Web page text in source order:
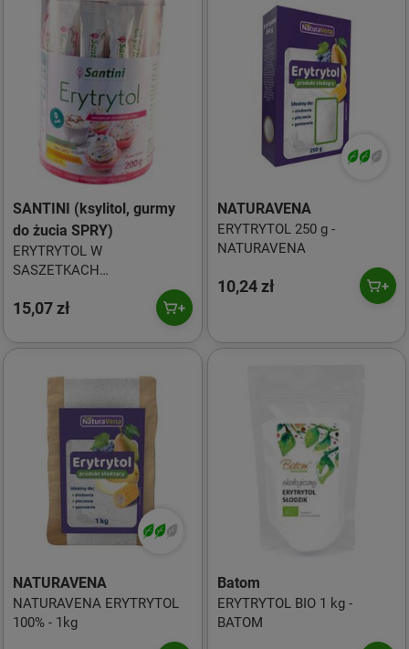
SANTINI (ksylitol, gurmy
do żucia SPRY)
ERYTRYTOL W
SASZETKACH
BEZGLUTENOWY (40 x 5 g)
200 g - SANTINI
15,07 zł
NATURAVENA
ERYTRYTOL 250 g -
NATURAVENA
10,24 zł
NATURAVENA
NATURAVENA ERYTRYTOL
100% - 1kg
Batom
ERYTRYTOL BIO 1 kg -
BATOM